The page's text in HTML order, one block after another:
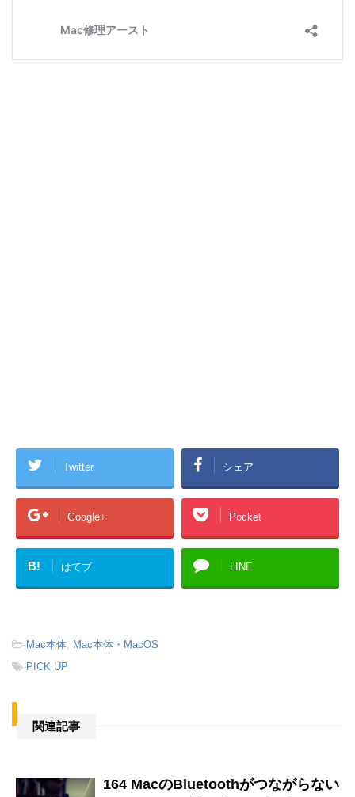
Twitter シェア
Google+ Pocket
B! はてブ LINE
-Mac本体
Mac本体・MacOS
-PICK UP
関連記事
164 MacのBluetoothがつながらない